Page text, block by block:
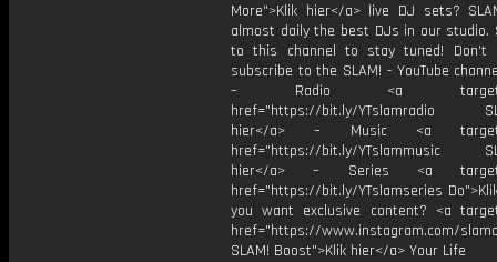
More">Klik hier</a> live DJ sets?
almost daily the best DJs in our studio.
to this channel to stay tuned! Don’t
subscribe to the SLAM! - YouTube
– Radio <a
href="https://bit.ly/YTslamradio
hier</a> – Music <a
href="https://bit.ly/YTslammusic
hier</a> – Series <a
href="https://bit.ly/YTslamseries
you want exclusive content? <a
href="https://www.instagram.com/
SLAM! Boost">Klik hier</a> Your Life